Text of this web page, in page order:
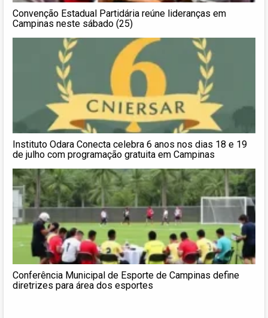
Convenção Estadual Partidária reúne lideranças em
Campinas neste sábado (25)
Instituto Odara Conecta celebra 6 anos nos dias 18 e 19
de julho com programação gratuita em Campinas
Conferência Municipal de Esporte de Campinas define
diretrizes para área dos esportes